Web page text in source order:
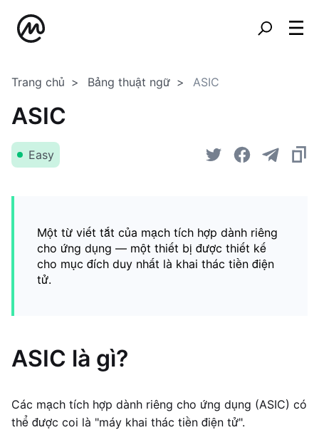
Trang chủ Bảng thuật ngữ ASIC
ASIC
Easy
Một từ viết tắt của mạch tích hợp dành riêng
cho ứng dụng — một thiết bị được thiết kế
cho mục đích duy nhất là khai thác tiền điện
tử.
ASIC là gì?
Các mạch tích hợp dành riêng cho ứng dụng (ASIC) có
thể được coi là "máy khai thác tiền điện tử".